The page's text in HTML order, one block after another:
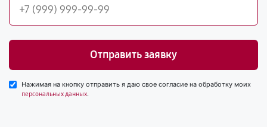
Отправить заявку
Нажимая на кнопку отправить я даю свое согласие на обработку моих
персональных данных.